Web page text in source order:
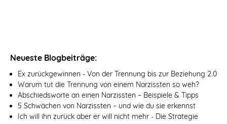
Neueste Blogbeiträge:
Ex zurückgewinnen - Von der Trennung bis zur Beziehung 2.0
Warum tut die Trennung von einem Narzissten so weh?
Abschiedsworte an einen Narzissten – Beispiele & Tipps
5 Schwächen von Narzissten – und wie du sie erkennst
Ich will ihn zurück aber er will nicht mehr - Die Strategie